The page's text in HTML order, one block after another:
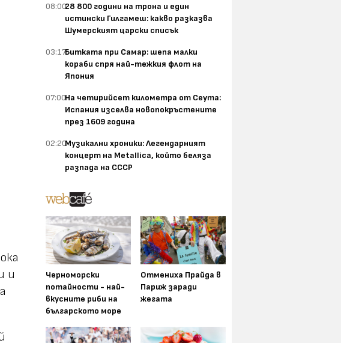
и
08:0028 800 години на трона и един
истински Гилгамеш: какво разказва
Шумерският царски списък
03:17Битката при Самар: шепа малки
кораби спря най-тежкия флот на
Япония
07:00На четирийсет километра от Сеута:
Испания изселва новопокръстените
през 1609 година
02:20Музикални хроники: Легендарният
концерт на Metallica, който беляза
разпада на СССР
Черноморски
потайности - най-
вкусните риби на
българското море
Отмениха Прайда в
Париж заради
жегата